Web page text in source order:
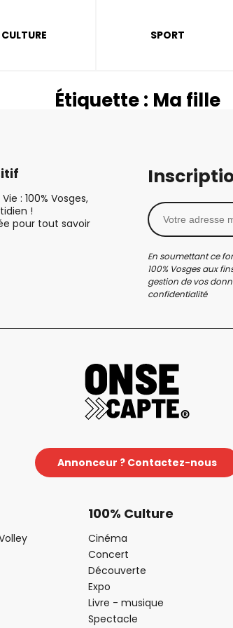
CULTURE SPORT
Étiquette : Ma fille
: 100% Vosges,
!
pour tout savoir
En soumettant ce
100% Vosges aux
gestion de vos
confidentialité
Annonceur ? Contactez-nous
100% Culture
Cinéma
Concert
Découverte
Expo
Livre - musique
Spectacle